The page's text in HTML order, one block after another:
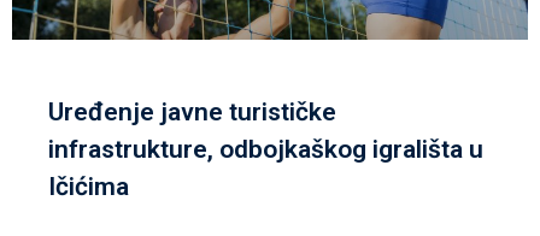
Uređenje javne turističke
infrastrukture, odbojkaškog igrališta u
Ičićima